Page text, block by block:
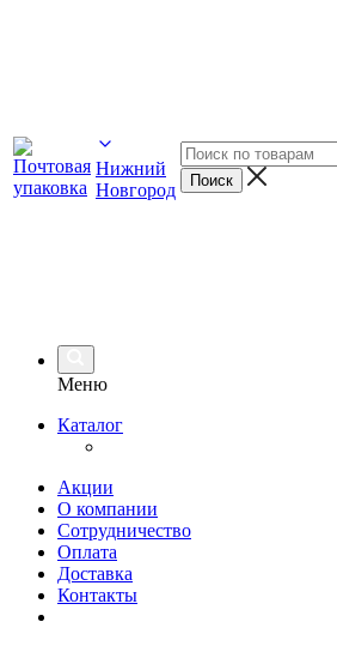
Нижний
Новгород
Меню
Каталог
Акции
О компании
Сотрудничество
Оплата
Доставка
Контакты